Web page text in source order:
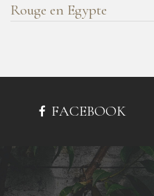
Rouge en Egypte
FACEBOOK